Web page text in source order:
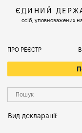
ЄДИНИЙ
осіб, уповноважених
ПРО РЕЄСТР
Вид декларації: